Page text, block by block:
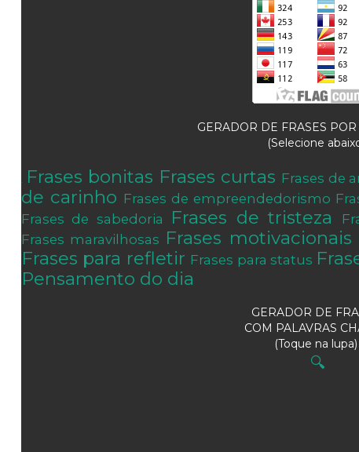
GERADOR DE FRASES POR
(Selecione
Frases bonitas Frases curtas Frases de
de carinho Frases de empreendedorismo
Frases de sabedoria
Frases de tristeza
Frases maravilhosas Frases motivacionais
Frases para refletir Frases para status
Pensamento do dia
GERADOR DE
COM PALAVRAS
(Toque na lupa)
🔍